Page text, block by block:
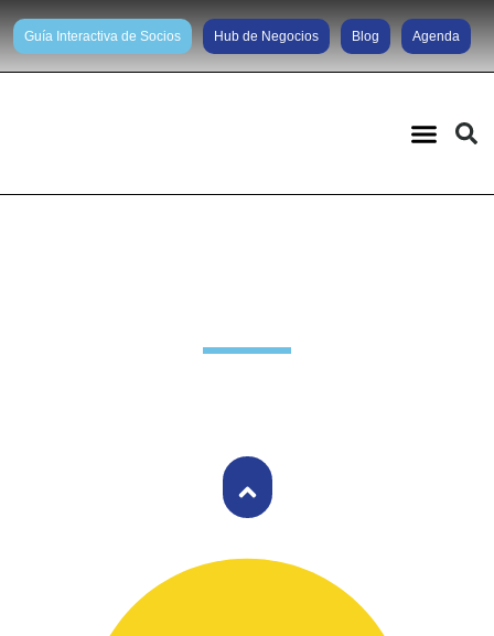
Guía Interactiva de Socios Hub de Negocios Blog Agenda